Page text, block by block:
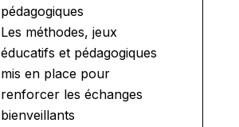
pédagogiques
Les méthodes, jeux
éducatifs et pédagogiques
mis en place pour
renforcer les échanges
bienveillants